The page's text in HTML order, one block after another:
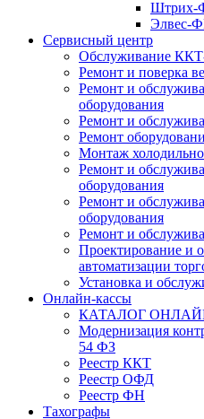
Штрих-
Элвес-
Сервисный центр
Обслуживание
Ремонт и поверка
Ремонт и
оборудования
Ремонт и
Ремонт
Монтаж
Ремонт и
оборудования
Ремонт и
оборудования
Ремонт и
Проектирование и
автоматизации
Установка и
Онлайн-кассы
КАТАЛОГ
Модернизация
54 ФЗ
Реестр ККТ
Реестр ОФД
Реестр ФН
Тахографы